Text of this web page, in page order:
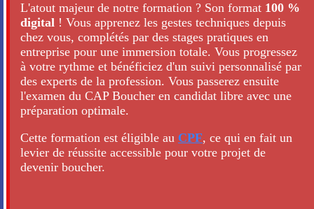
L'atout majeur de notre formation ? Son format 100 %
digital! Vous apprenez les gestes techniques depuis
chez vous, complétés par des stages pratiques en
entreprise pour une immersion totale. Vous progressez
à votre rythme et bénéficiez d'un suivi personnalisé par
des experts de la profession. Vous passerez ensuite
l'examen du CAP Boucher en candidat libre avec une
préparation optimale.
Cette formation est éligible au CPF, ce qui en fait un
levier de réussite accessible pour votre projet de
devenir boucher.